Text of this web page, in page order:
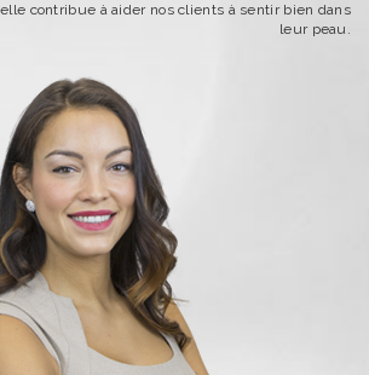
contribue à aider nos clients à sentir bien dans
leur peau.